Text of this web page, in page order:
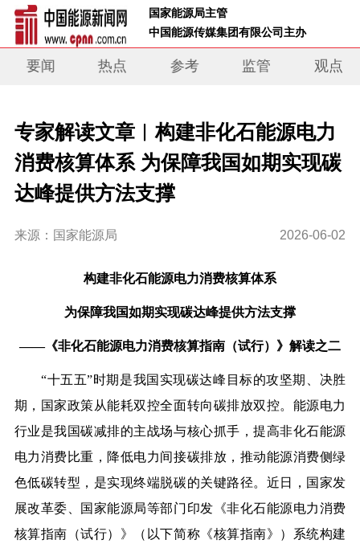
国家能源局主管
中国能源传媒集团有限公司主办
要闻 热点 参考 监管 观点
专家解读文章︱构建非化石能源电力
消费核算体系 为保障我国如期实现碳
达峰提供方法支撑
来源：国家能源局 2026-06-02
构建非化石能源电力消费核算体系
为保障我国如期实现碳达峰提供方法支撑
——《非化石能源电力消费核算指南（试行）》 解读之二
“十五五”时期是我国实现碳达峰目标的攻坚期、决胜
期，国家政策从能耗双控全面转向碳排放双控。能源电力
行业是我国碳减排的主战场与核心抓手，提高非化石能源
电力消费比重，降低电力间接碳排放，推动能源消费侧绿
色低碳转型，是实现终端脱碳的关键路径。近日，国家发
展改革委、国家能源局等部门印发《非化石能源电力消费
核算指南（试行）》（以下简称《核算指南》）系统构建